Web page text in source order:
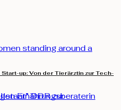
up: Von der Tierärztin zur Tech-